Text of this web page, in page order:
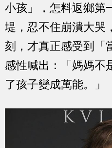
小孩」，怎料返鄉第
堤，忍不住崩潰大哭
刻，才真正感受到「
感性喊出：「媽媽不
了孩子變成萬能。」